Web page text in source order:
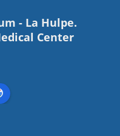
- La Hulpe.
Center